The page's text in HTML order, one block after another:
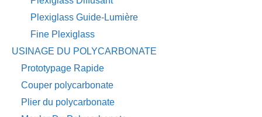
Plexiglass Guide-Lumière
Fine Plexiglass
USINAGE DU POLYCARBONATE
Prototypage Rapide
Couper polycarbonate
Plier du polycarbonate